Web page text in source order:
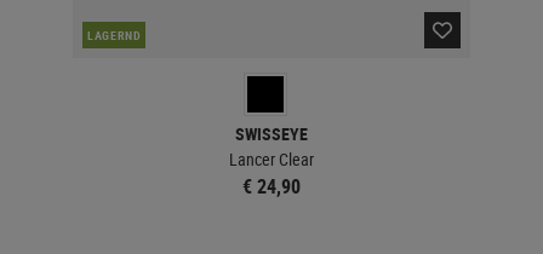
LAGERND
SWISSEYE
Lancer Clear
€ 24,90